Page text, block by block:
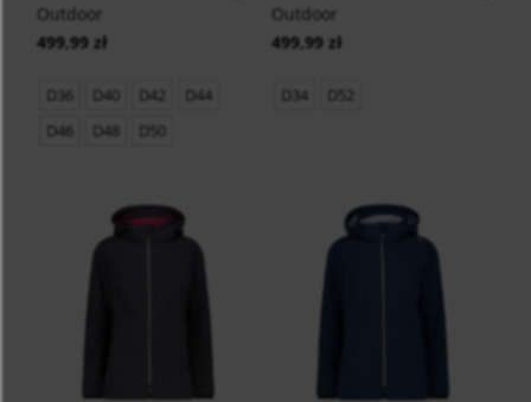
Outdoor
499,99 zł
D36 D40 D42
D44
D46
D48 D50
Outdoor
499,99 zł
D34 D52